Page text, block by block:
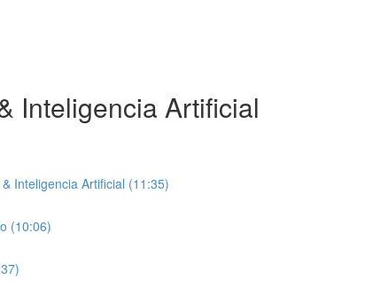
Inteligencia Artificial
Inteligencia Artificial (11:35)
(10:06)